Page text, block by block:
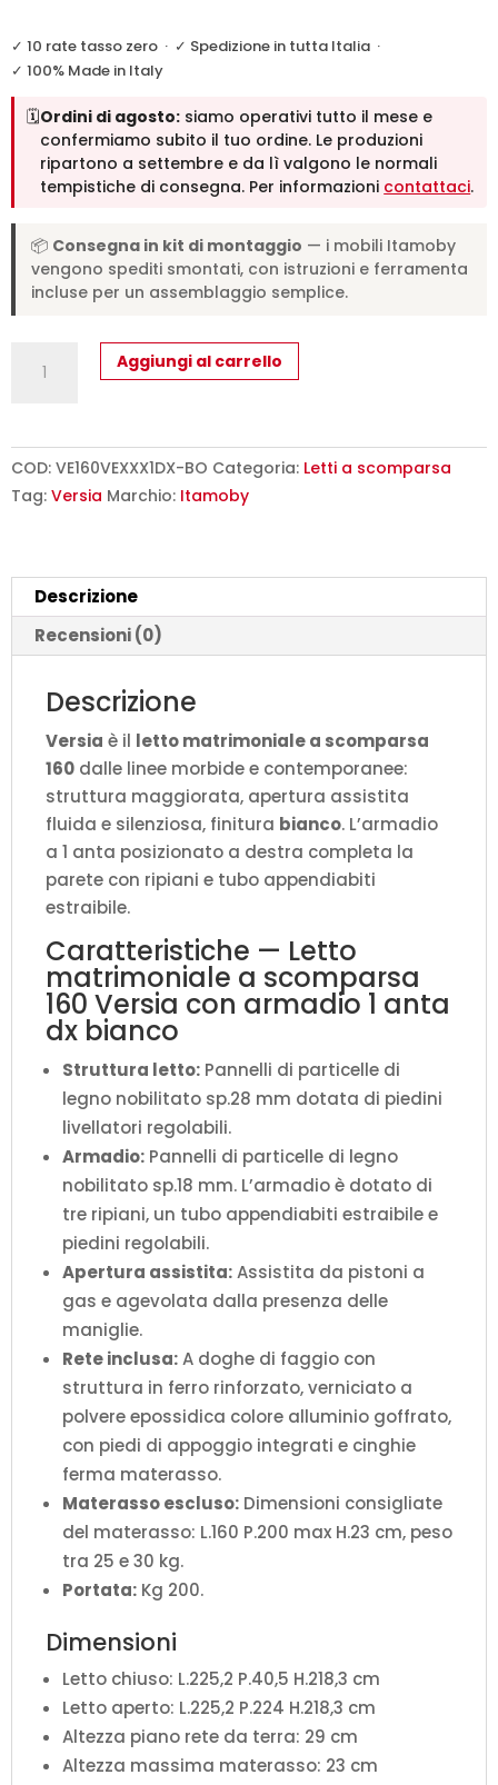
✓ 10 rate tasso zero · ✓ Spedizione in tutta Italia ·
✓ 100% Made in Italy
🗓️Ordini di agosto: siamo operativi tutto il mese e
confermiamo subito il tuo ordine. Le produzioni
ripartono a settembre e da lì valgono le normali
tempistiche di consegna. Per informazioni contattaci.
📦 Consegna in kit di montaggio — i mobili Itamoby
vengono spediti smontati, con istruzioni e ferramenta
incluse per un assemblaggio semplice.
matrimoniale
160
Versia
1
anta
bianco
L.225,2
P.40,5
H.218,3
(aperto
P.224
quantità
Aggiungi al carrello
COD: VE160VEXXX1DX-BO Categoria: Letti a scomparsa
Tag: Versia Marchio: Itamoby
Descrizione
Recensioni (0)
Descrizione
Versia è il letto matrimoniale a scomparsa
160 dalle linee morbide e contemporanee:
struttura maggiorata, apertura assistita
fluida e silenziosa, finitura bianco. L’armadio
a 1 anta posizionato a destra completa la
parete con ripiani e tubo appendiabiti
estraibile.
Caratteristiche — Letto
matrimoniale a scomparsa
160 Versia con armadio 1 anta
dx bianco
Struttura letto: Pannelli di particelle di
legno nobilitato sp.28 mm dotata di piedini
livellatori regolabili.
Armadio: Pannelli di particelle di legno
nobilitato sp.18 mm. L’armadio è dotato di
tre ripiani, un tubo appendiabiti estraibile e
piedini regolabili.
Apertura assistita:Assistita da pistoni a
gas e agevolata dalla presenza delle
maniglie.
Rete inclusa:A doghe di faggio con
struttura in ferro rinforzato, verniciato a
polvere epossidica colore alluminio goffrato,
con piedi di appoggio integrati e cinghie
ferma materasso.
Materasso escluso: Dimensioni consigliate
del materasso: L.160 P.200 max H.23 cm, peso
tra 25 e 30 kg.
Portata: Kg 200.
Dimensioni
Letto chiuso: L.225,2 P.40,5 H.218,3 cm
Letto aperto: L.225,2 P.224 H.218,3 cm
Altezza piano rete da terra: 29 cm
Altezza massima materasso: 23 cm